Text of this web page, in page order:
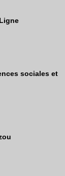
sociales et